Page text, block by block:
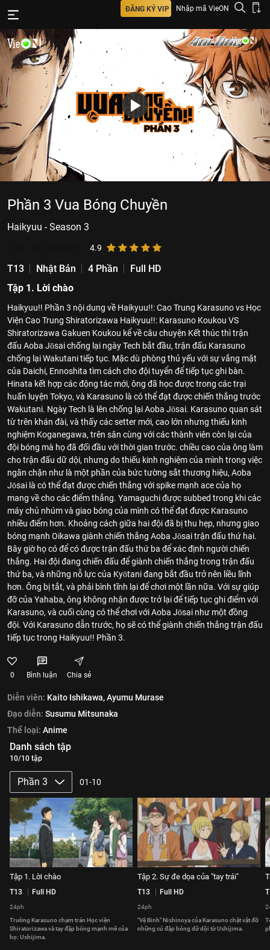
ĐĂNG KÝ VIP Nhập mã VieON
Phần 3 Vua Bóng Chuyền
Haikyuu - Season 3
4.9
T13 Nhật Bản 4 Phần
Full HD
Tập 1. Lời chào
Haikyuu!! Phần 3 nội dung về Haikyuu!!: Cao Trung Karasuno vs Học
Viện Cao Trung Shiratorizawa Haikyuu!!: Karasuno Koukou VS
Shiratorizawa Gakuen Koukou kể về câu chuyện Kết thúc thì trận
đấu Aoba Jōsai chống lại ngày Tech bắt đầu, trận đấu Karasuno
chống lại Wakutani tiếp tục. Mặc dù phòng thủ yếu với sự vắng mặt
của Daichi, Ennoshita tìm cách cho đội tuyển để tiếp tục ghi bàn.
Hinata kết hợp các động tác mới, ông đã học được trong các trại
huấn luyện Tokyo, và Karasuno là có thể đạt được chiến thắng trước
Wakutani. Ngày Tech là lên chống lại Aoba Jōsai. Karasuno quan sát
từ trên khán đài, và thấy các setter mới, cao lớn nhưng thiếu kinh
nghiệm Koganegawa, trên sân cùng với các thành viên còn lại của
đội bóng mà họ đã đối đầu với thời gian trước. chiều cao của ông làm
cho trận đấu dữ dội, nhưng do thiếu kinh nghiệm của mình trong việc
ngăn chặn như là một phần của bức tường sắt thương hiệu, Aoba
Jōsai là có thể đạt được chiến thắng với spike mạnh ace của họ
mang về cho các điểm thắng. Yamaguchi được subbed trong khi các
máy chủ nhúm và giao bóng của mình có thể đạt được Karasuno
nhiều điểm hơn. Khoảng cách giữa hai đội đã bị thu hẹp, nhưng giao
bóng mạnh Oikawa giành chiến thắng Aoba Jōsai trận đấu thứ hai.
Bây giờ họ có để có được trận đấu thứ ba để xác định người chiến
thắng. Hai đội đang chiến đấu để giành chiến thắng trong trận đấu
thứ ba, và những nỗ lực của Kyōtani đang bắt đầu trở nên liều lĩnh
hơn. Ông bị tắt, và phải bình tĩnh lại để chơi một lần nữa. Với sự giúp
đỡ của Yahaba, ông không nhận được trở lại để tiếp tục ghi điểm với
Karasuno, và cuối cùng có thể chơi với Aoba Jōsai như một đồng
đội. Với Karasuno dẫn trước, họ sẽ có thể giành chiến thắng trận đấu
tiếp tục trong Haikyuu!! Phần 3.
0 Bình luận Chia sẻ
Diễn viên: Kaito Ishikawa,Ayumu Murase
Đạo diễn: Susumu Mitsunaka
Thể loại: Anime
Danh sách tập
10/10 tập
Phần 3 01-10
Tập 1. Lời chào
T13 Full HD
24ph
Trường Karasuno chạm trán Học viện
Shiratorizawa và tay đập bóng mạnh mẽ của
họ: Ushijima.
Tập 2. Sự đe dọa của "tay trái"
T13 Full HD
24ph
"Vệ Binh" Nishinoya của Karasuno chật vật đỡ
những cú đập bóng dữ dội từ Ushijima.